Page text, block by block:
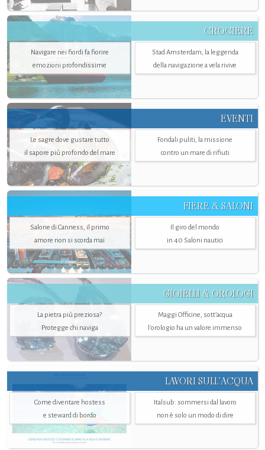
CROCIERE
Navigare nei fiordi fa fiorire
emozioni profondissime
Stad Amsterdam, la leggenda
della navigazione a vela rivive
EVENTI
Le sagre dove gustare tutto
il sapore più profondo del mare
Fondali puliti, la missione
contro un mare di rifiuti
FIERE & SALONI
Salone di Canness, il primo
amore non si scorda mai
Il giro del mondo
in 40 Saloni nautici
GIOIELLI & OROLOGI
La pietra più preziosa?
Protegge chi naviga
Maggi Officine, sott’acqua
l'orologio ha un valore immenso
LAVORI SULL’ACQUA
Come diventare hostess
e steward di bordo
Italsub: sommersi dal lavoro
non è solo un modo di dire